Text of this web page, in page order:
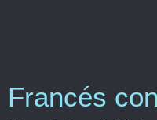
Francés